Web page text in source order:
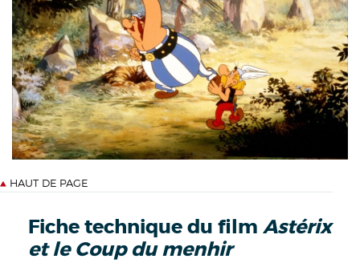
HAUT DE PAGE
Fiche technique du film Astérix
et le Coup du menhir